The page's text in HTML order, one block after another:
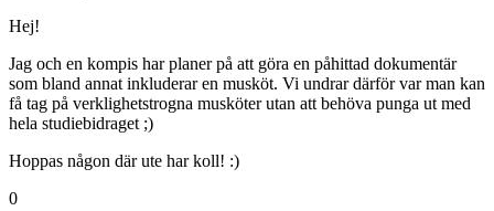
Hej!
Jag och en kompis har planer på att göra en påhittad dokumentär
som bland annat inkluderar en musköt. Vi undrar därför var man kan
få tag på verklighetstrogna musköter utan att behöva punga ut med
hela studiebidraget ;)
Hoppas någon där ute har koll! :)
0